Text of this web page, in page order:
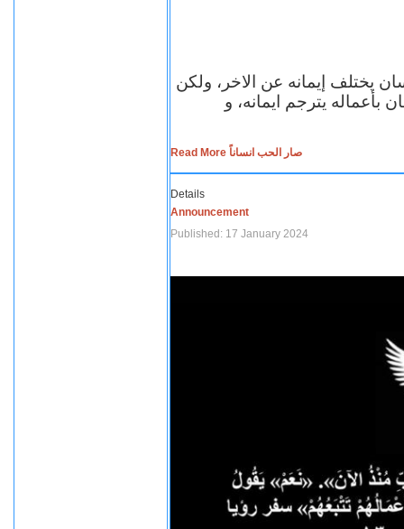
يختلف إيمانه عن الاخر، ولكن
بأعماله يترجم ايمانه، و
Read More صار الحب انساناً
Details
Announcement
Published: 17 January 2024